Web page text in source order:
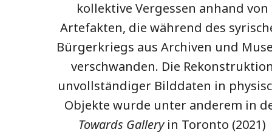
kollektive Vergessen anhand von
Artefakten, die während des
Bürgerkriegs aus Archiven und
verschwanden. Die
unvollständiger Bilddaten in
Objekte wurde unter anderem in
Towards Galleryin Toronto (2021)